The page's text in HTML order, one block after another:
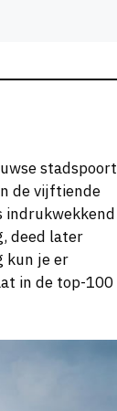
stadspoort
de vijftiende
indrukwekkend
deed later
kun je er
in de top-100